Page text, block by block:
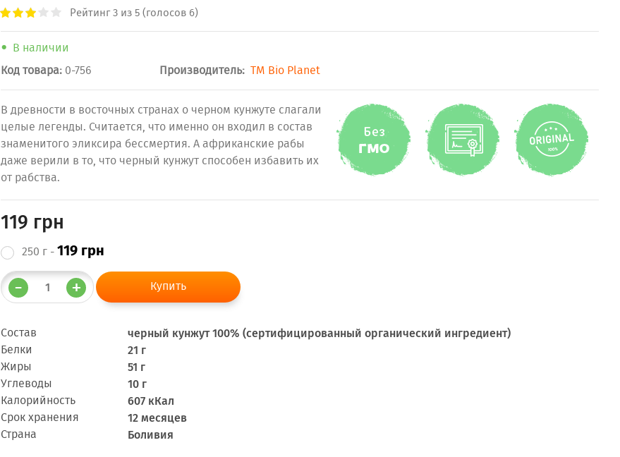
Рейтинг3 из 5 (голосов 6)
В наличии
Код товара: 0-756 Производитель: ТМ Bio Planet
В древности в восточных странах о черном кунжуте слагали
целые легенды. Считается, что именно он входил в состав
знаменитого эликсира бессмертия. А африканские рабы
даже верили в то, что черный кунжут способен избавить их
от рабства.
119 грн
250 г -119 грн
Состав черный кунжут 100% (сертифицированный органический ингредиент)
Белки 21 г
Жиры 51 г
Углеводы 10 г
Калорийность 607 кКал
Срок хранения 12 месяцев
Страна Боливия